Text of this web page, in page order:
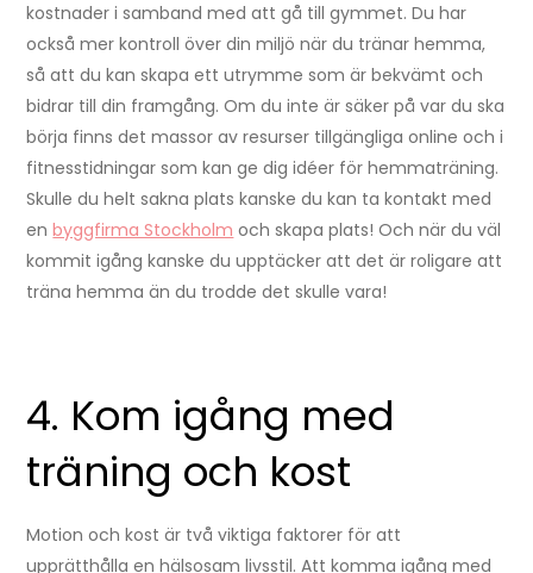
kostnader i samband med att gå till gymmet. Du har
också mer kontroll över din miljö när du tränar hemma,
så att du kan skapa ett utrymme som är bekvämt och
bidrar till din framgång. Om du inte är säker på var du ska
börja finns det massor av resurser tillgängliga online och i
fitnesstidningar som kan ge dig idéer för hemmaträning.
Skulle du helt sakna plats kanske du kan ta kontakt med
enbyggfirma Stockholm och skapa plats! Och när du väl
kommit igång kanske du upptäcker att det är roligare att
träna hemma än du trodde det skulle vara!
4. Kom igång med
träning och kost
Motion och kost är två viktiga faktorer för att
upprätthålla en hälsosam livsstil. Att komma igång med